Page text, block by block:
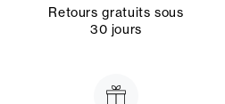
Retours gratuits sous
30 jours